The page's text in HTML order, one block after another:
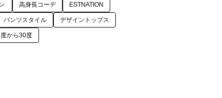
高身長コーデ ESTNATION
パンツスタイル デザイントップス
から30度